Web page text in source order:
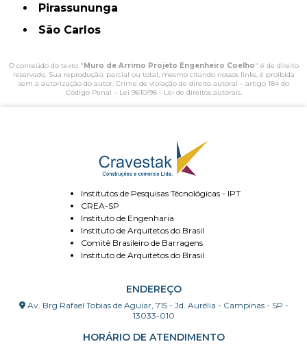
Pirassununga
São Carlos
O conteúdo do texto "Muro de Arrimo Projeto Engenheiro Coelho" é de direito
reservado. Sua reprodução, parcial ou total, mesmo citando nossos links, é proibida
sem a autorização do autor. Crime de violação de direito autoral – artigo 184 do
Código Penal – Lei 9610/98 - Lei de direitos autorais.
Institutos de Pesquisas Técnológicas - IPT
CREA-SP
Instituto de Engenharia
Instituto de Arquitetos do Brasil
Comitê Brasileiro de Barragens
Instituto de Arquitetos do Brasil
ENDEREÇO
Av. Brg Rafael Tobias de Aguiar, 715 - Jd. Aurélia - Campinas - SP -
13033-010
HORÁRIO DE ATENDIMENTO